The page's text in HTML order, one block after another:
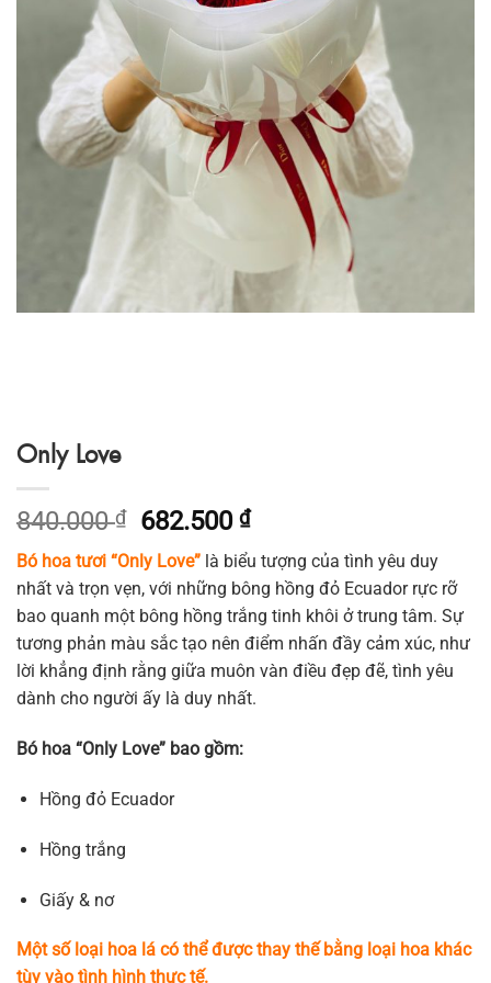
Only Love
840.000₫
Giá
gốc
là:
840.000 ₫.
682.500₫Giá
tại
là:
682.500 ₫.
Bó hoa tươi “Only Love” là biểu tượng của tình yêu duy
nhất và trọn vẹn, với những bông hồng đỏ Ecuador rực rỡ
bao quanh một bông hồng trắng tinh khôi ở trung tâm. Sự
tương phản màu sắc tạo nên điểm nhấn đầy cảm xúc, như
lời khẳng định rằng giữa muôn vàn điều đẹp đẽ, tình yêu
dành cho người ấy là duy nhất.
Bó hoa “Only Love” bao gồm:
Hồng đỏ Ecuador
Hồng trắng
Giấy & nơ
Một số loại hoa lá có thể được thay thế bằng loại hoa khác
tùy vào tình hình thực tế.